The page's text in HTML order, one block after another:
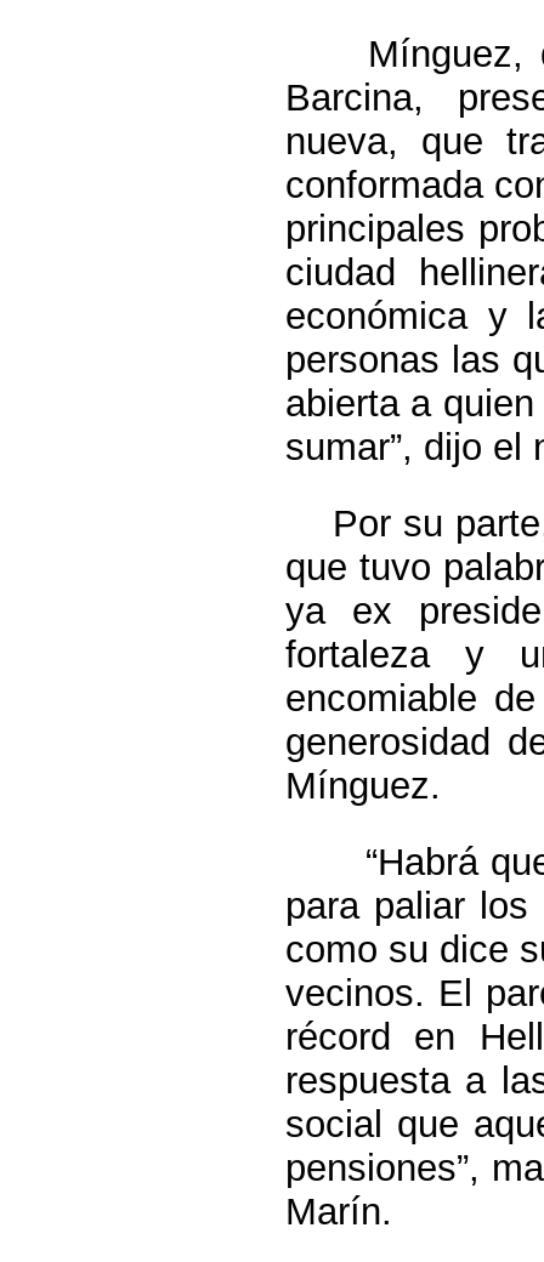
Mínguez,
Barcina,
nueva, que
conformada
principales
ciudad
económica y
personas las
abierta a
sumar”, dijo el
Por su
que tuvo
ya ex
fortaleza y
encomiable
generosidad
Mínguez.
“Habrá que
para paliar
como su dice
vecinos. El
récord en
respuesta a
social que
pensiones”,
Marín.